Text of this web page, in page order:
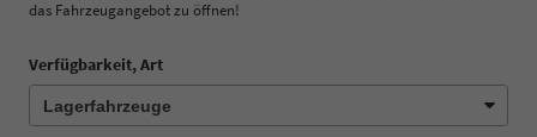
das Fahrzeugangebot zu öffnen!
Verfügbarkeit, Art